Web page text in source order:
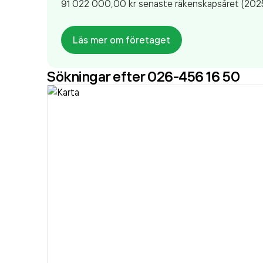
91 022 000,00 krsenaste räkenskapsåret
Läs mer om företaget
Sökningar efter 026-456 16 50